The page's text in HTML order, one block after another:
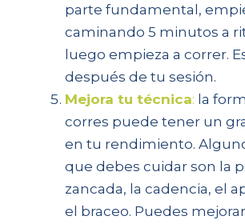
parte fundamental,
caminando 5 minutos a
luego empieza a correr.
después de tu sesión.
Mejora tu técnica: la
corres puede tener un
en tu rendimiento.
que debes cuidar son la
zancada, la cadencia, el
el braceo. Puedes